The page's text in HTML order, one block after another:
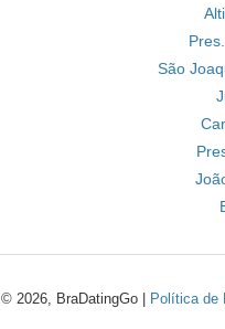
São
© 2026, BraDatingGo | Política de